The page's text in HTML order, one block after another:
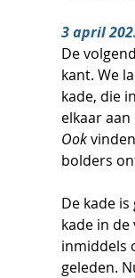
3 april
De
kant. We
kade, die
elkaar
Ook
bolders
De kade
kade in
inmiddels
geleden.